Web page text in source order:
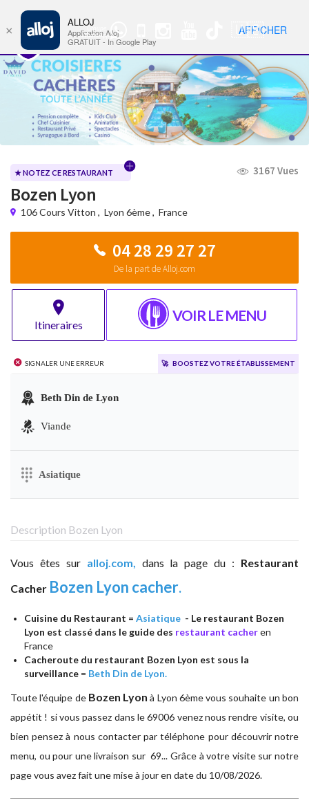
Groupe
WhatsApp
🇺🇸 Nav
★ NOTEZ CE RESTAURANT 3167 Vues
Bozen Lyon
106 Cours Vitton , Lyon 6ème, France
04 28 29 27 27
De la part de Alloj.com
Itineraires
VOIR LE MENU
Signaler une erreur 🚀 Boostez votre établissement
Beth Din de Lyon
Viande
Asiatique
Description Bozen Lyon
Vous êtes sur alloj.com, dans la page du : Restaurant
Cacher Bozen Lyon cacher.
Cuisine du Restaurant = Asiatique - Le restaurant Bozen
Lyon est classé dans le guide des restaurant cacheren
France
Cacheroute du restaurant Bozen Lyon est sous la
surveillance = Beth Din de Lyon.
Toute l'équipe de Bozen Lyonà Lyon 6ème vous souhaite un bon
appétit ! si vous passez dans le 69006 venez nous rendre visite, ou
bien pensez à nous contacter par téléphone pour découvrir notre
menu, ou pour une livraison sur 69... Grâce à votre visite sur notre
page vous avez fait une mise à jour en date du 10/08/2026.
×
ALLOJ
Application Alloj
GRATUIT - In Google Play
AFFICHER